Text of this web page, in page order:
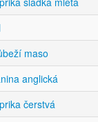
maso
anglická
čerstvá